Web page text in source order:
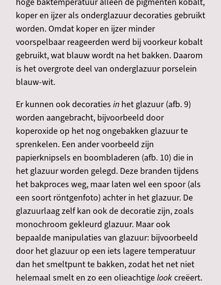
koper en ijzer als onderglazuur decoraties gebruikt
worden. Omdat koper en ijzer minder
voorspelbaar reageerden werd bij voorkeur kobalt
gebruikt, wat blauw wordt na het bakken. Daarom
is het overgrote deel van onderglazuur porselein
blauw-wit.
Er kunnen ook decoraties in het glazuur (afb. 9)
worden aangebracht, bijvoorbeeld door
koperoxide op het nog ongebakken glazuur te
sprenkelen. Een ander voorbeeld zijn
papierknipsels en boombladeren (afb. 10) die in
het glazuur worden gelegd. Deze branden tijdens
het bakproces weg, maar laten wel een spoor (als
een soort röntgenfoto) achter in het glazuur. De
glazuurlaag zelf kan ook de decoratie zijn, zoals
monochroom gekleurd glazuur. Maar ook
bepaalde manipulaties van glazuur: bijvoorbeeld
door het glazuur op een iets lagere temperatuur
dan het smeltpunt te bakken, zodat het net niet
helemaal smelt en zo een olieachtigelookcreëert.